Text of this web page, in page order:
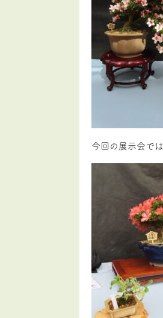
今回の展示会で